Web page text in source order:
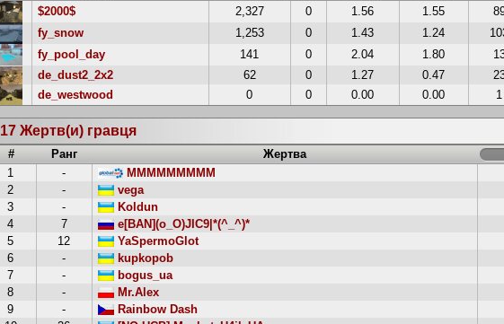
$2000$
2,327 0 1.56 1.55
fy_snow
1,253 0 1.43 1.24
fy_pool_day
141 0 2.04 1.80
de_dust2_2x2
62 0 1.27 0.47
de_westwood
0 0 0.00 0.00 1
17 Жертв(и) гравця
# Ранг
Жертва
1
-
MMMMMMMMM
2
-
vega
3
-
Koldun
4
7
e[BAN](o_O)JIC9|*(^_^)*
5
12
YaSpermoGlot
6
-
kupkopob
7
-
bogus_ua
8
-
Mr.Alex
9
-
Rainbow Dash